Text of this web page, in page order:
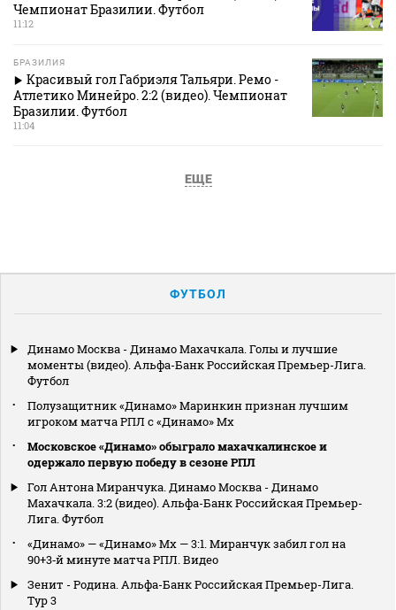
Чемпионат Бразилии. Футбол
11:12
БРАЗИЛИЯ
Красивый гол Габриэля Тальяри. Ремо -
Атлетико Минейро. 2:2 (видео). Чемпионат
Бразилии. Футбол
11:04
ЕЩЕ
ФУТБОЛ
Динамо Москва - Динамо Махачкала. Голы и лучшие
моменты (видео). Альфа-Банк Российская Премьер-Лига.
Футбол
Полузащитник «Динамо» Маринкин признан лучшим
игроком матча РПЛ с «Динамо» Мх
Московское «Динамо» обыграло махачкалинское и
одержало первую победу в сезоне РПЛ
Гол Антона Миранчука. Динамо Москва - Динамо
Махачкала. 3:2 (видео). Альфа-Банк Российская Премьер-
Лига. Футбол
«Динамо» — «Динамо» Мх — 3:1. Миранчук забил гол на
90+3‑й минуте матча РПЛ. Видео
Зенит - Родина. Альфа-Банк Российская Премьер-Лига.
Тур 3